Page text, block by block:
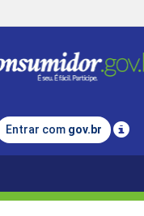
Entrar com gov.br